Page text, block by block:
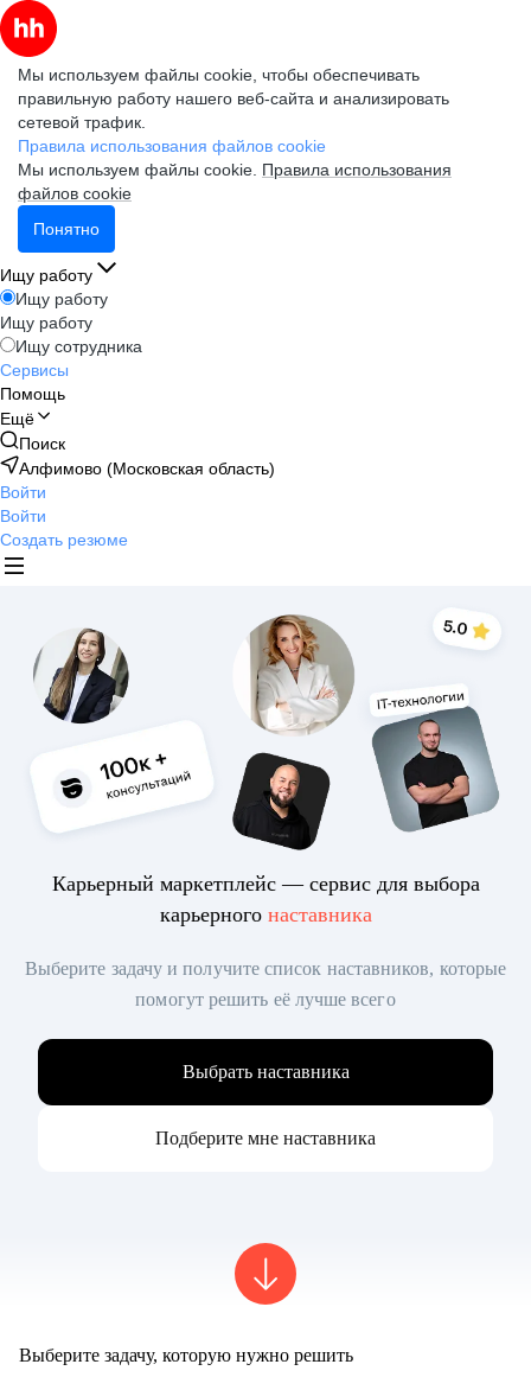
Мы используем файлы cookie, чтобы обеспечивать
правильную работу нашего веб-сайта и анализировать
сетевой трафик.
Правила использования файлов cookie
Мы используем файлы cookie. Правила использования
файлов cookie
Понятно
Ищу работу
Ищу работу
Ищу работу
Ищу сотрудника
Сервисы
Помощь
Ещё
Поиск
Алфимово (Московская область)
Войти
Войти
Создать резюме
Карьерный маркетплейс — сервис для выбора
карьерного наставника
Выберите задачу и получите список наставников, которые
помогут решить её лучше всего
Выбрать наставника
Подберите мне наставника
Выберите задачу, которую нужно решить